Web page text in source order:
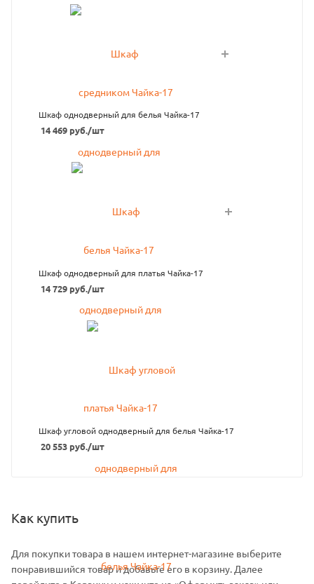
Шкаф однодверный для белья Чайка-17
14 469руб./шт
Шкаф однодверный для платья Чайка-17
14 729руб./шт
Шкаф угловой однодверный для белья Чайка-17
20 553руб./шт
Как купить
Для покупки товара в нашем интернет-магазине выберите
понравившийся товар и добавьте его в корзину. Далее